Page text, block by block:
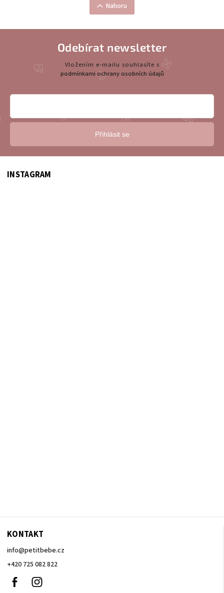
Nahoru
KONTAKT
info@petitbebe.cz
+420 725 082 822
Facebook
INSTAGRAM
Odebírat newsletter
Vložením e-mailu souhlasíte s
podmínkami ochrany osobních údajů
Přihlásit se